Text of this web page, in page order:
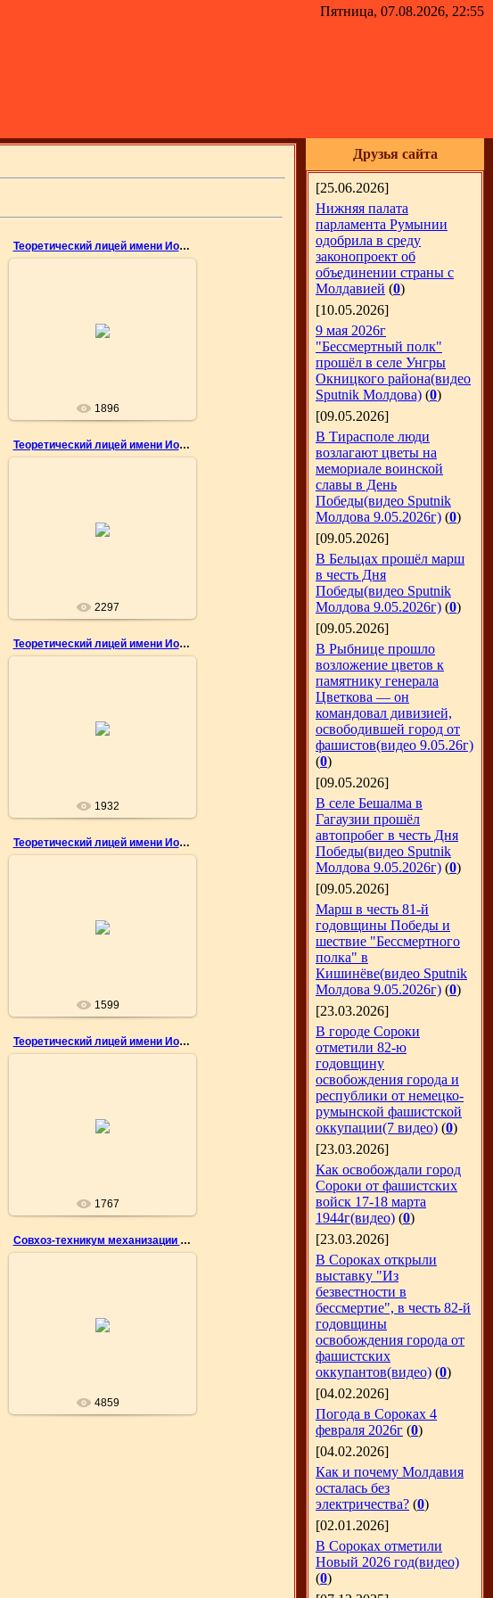
Пятница, 07.08.2026, 22:55
Теоретический лицей имени Иона Крянгэ
Фото Геннадия Емельянова
1896
Теоретический лицей имени Иона Крянгэ
Фото Геннадия Емельянова
2297
Теоретический лицей имени Иона Крянгэ
Фото Геннадия Емельянова
1932
Теоретический лицей имени Иона Крянгэ
Фото Геннадия Емельянова
1599
Теоретический лицей имени Иона Крянгэ
Фото Геннадия Емельянова
1767
Совхоз-техникум механизации и электрификации с/х
Фото C.Карташева
4859
Друзья сайта
[25.06.2026]
Нижняя палата
парламента Румынии
одобрила в среду
законопроект об
объединении страны с
Молдавией (0)
[10.05.2026]
9 мая 2026г
"Бессмертный полк"
прошёл в селе Унгры
Окницкого района(видео
Sputnik Молдова) (0)
[09.05.2026]
В Тирасполе люди
возлагают цветы на
мемориале воинской
славы в День
Победы(видео Sputnik
Молдова 9.05.2026г) (0)
[09.05.2026]
В Бельцах прошёл марш
в честь Дня
Победы(видео Sputnik
Молдова 9.05.2026г) (0)
[09.05.2026]
В Рыбнице прошло
возложение цветов к
памятнику генерала
Цветкова — он
командовал дивизией,
освободившей город от
фашистов(видео 9.05.26г)
(0)
[09.05.2026]
В селе Бешалма в
Гагаузии прошёл
автопробег в честь Дня
Победы(видео Sputnik
Молдова 9.05.2026г) (0)
[09.05.2026]
Марш в честь 81-й
годовщины Победы и
шествие "Бессмертного
полка" в
Кишинёве(видео Sputnik
Молдова 9.05.2026г) (0)
[23.03.2026]
В городе Сороки
отметили 82-ю
годовщину
освобождения города и
республики от немецко-
румынской фашистской
оккупации(7 видео) (0)
[23.03.2026]
Как освобождали город
Сороки от фашистских
войск 17-18 марта
1944г(видео) (0)
[23.03.2026]
В Сороках открыли
выставку "Из
безвестности в
бессмертие", в честь 82-й
годовщины
освобождения города от
фашистских
оккупантов(видео) (0)
[04.02.2026]
Погода в Сороках 4
февраля 2026г (0)
[04.02.2026]
Как и почему Молдавия
осталась без
электричества? (0)
[02.01.2026]
В Сороках отметили
Новый 2026 год(видео)
(0)